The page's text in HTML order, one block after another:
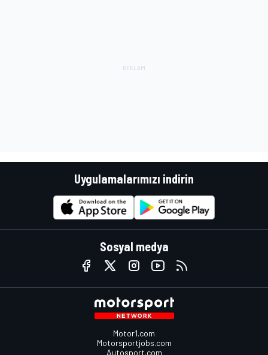
Uygulamalarımızı indirin
Sosyal medya
Motor1.com
Motorsportjobs.com
Autosport.com